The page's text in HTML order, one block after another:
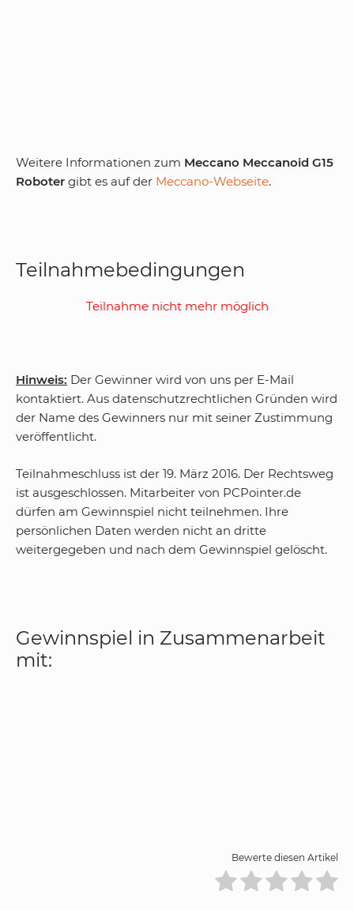
Weitere Informationen zum Meccano Meccanoid G15
Roboter gibt es auf der Meccano-Webseite.
Teilnahmebedingungen
Teilnahme nicht mehr möglich
Hinweis: Der Gewinner wird von uns per E-Mail
kontaktiert. Aus datenschutzrechtlichen Gründen wird
der Name des Gewinners nur mit seiner Zustimmung
veröffentlicht.
Teilnahmeschluss ist der 19. März 2016. Der Rechtsweg
ist ausgeschlossen. Mitarbeiter von PCPointer.de
dürfen am Gewinnspiel nicht teilnehmen. Ihre
persönlichen Daten werden nicht an dritte
weitergegeben und nach dem Gewinnspiel gelöscht.
Gewinnspiel in Zusammenarbeit
mit:
Bewerte diesen Artikel